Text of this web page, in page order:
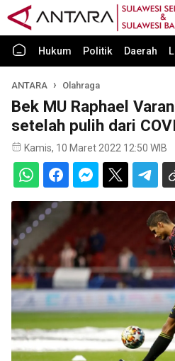
Hukum Politik Daerah
ANTARA Olahraga
Bek MU Raphael
setelah pulih dari
Kamis, 10 Maret 2022 12:50 WIB